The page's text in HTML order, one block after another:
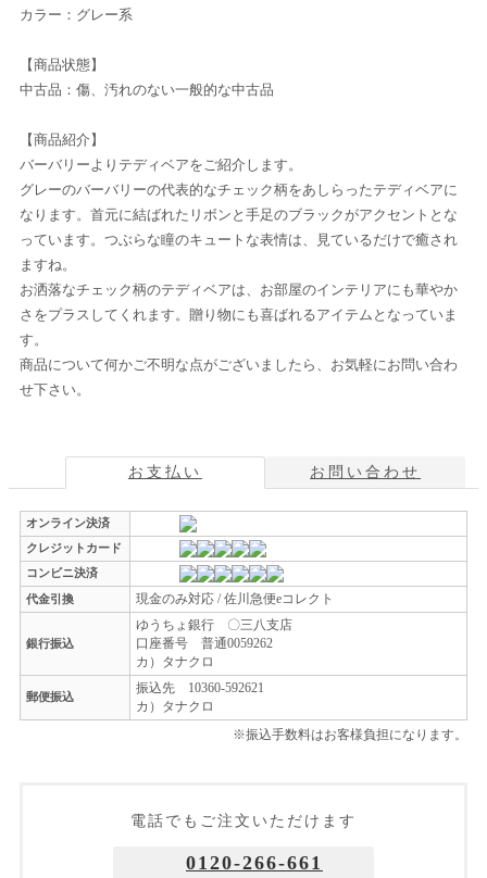
カラー：グレー系
【商品状態】
中古品：傷、汚れのない一般的な中古品
【商品紹介】
バーバリーよりテディベアをご紹介します。
グレーのバーバリーの代表的なチェック柄をあしらったテディベアに
なります。首元に結ばれたリボンと手足のブラックがアクセントとな
っています。つぶらな瞳のキュートな表情は、見ているだけで癒され
ますね。
お洒落なチェック柄のテディベアは、お部屋のインテリアにも華やか
さをプラスしてくれます。贈り物にも喜ばれるアイテムとなっていま
す。
商品について何かご不明な点がございましたら、お気軽にお問い合わ
せ下さい。
お支払い お問い合わせ
オンライン決済
クレジットカード
コンビニ決済
代金引換
現金のみ対応 / 佐川急便eコレクト
銀行振込
ゆうちょ銀行 〇三八支店
口座番号 普通0059262
カ）タナクロ
郵便振込
振込先 10360-592621
カ）タナクロ
※振込手数料はお客様負担になります。
電話でもご注文いただけます
0120-266-661